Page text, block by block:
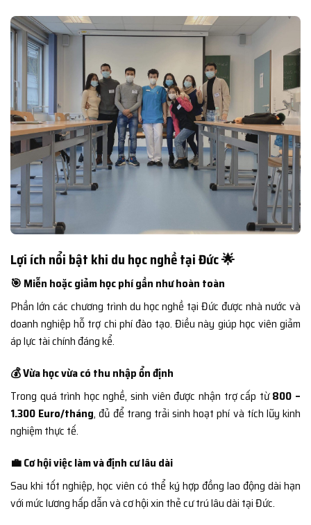
Lợi ích nổi bật khi du học nghề tại Đức 🌟
🎯 Miễn hoặc giảm học phí gần như hoàn toàn
Phần lớn các chương trình du học nghề tại Đức được nhà nước và
doanh nghiệp hỗ trợ chi phí đào tạo. Điều này giúp học viên giảm
áp lực tài chính đáng kể.
💰 Vừa học vừa có thu nhập ổn định
Trong quá trình học nghề, sinh viên được nhận trợ cấp từ800 –
1.300 Euro/tháng, đủ để trang trải sinh hoạt phí và tích lũy kinh
nghiệm thực tế.
💼 Cơ hội việc làm và định cư lâu dài
Sau khi tốt nghiệp, học viên có thể ký hợp đồng lao động dài hạn
với mức lương hấp dẫn và cơ hội xin thẻ cư trú lâu dài tại Đức.